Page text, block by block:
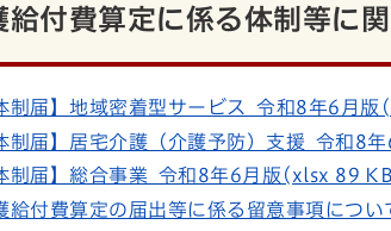
給付費算定に係る体制等に
制届】地域密着型サービス_令和8年6月
制届】居宅介護（介護予防）支援_令和8
制届】総合事業_令和8年6月版(xlsx 89
給付費算定の届出等に係る留意事項につ